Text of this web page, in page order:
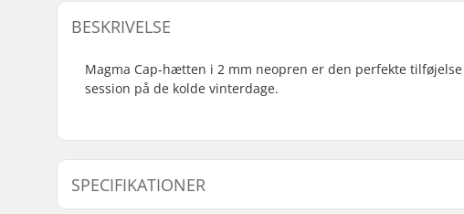
BESKRIVELSE
Magma Cap-hætten i 2 mm neopren er den perfekte
session på de kolde vinterdage.
SPECIFIKATIONER